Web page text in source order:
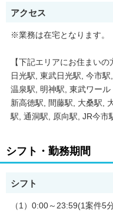
アクセス
※業務は在宅となります。
【下記エリアにお住まいの
日光駅, 東武日光駅, 今市
温泉駅, 明神駅, 東武ワー
新高徳駅, 間藤駅, 大桑駅,
駅, 通洞駅, 原向駅, JR今市
シフト・勤務期間
シフト
（1）0:00～23:59(1案件5